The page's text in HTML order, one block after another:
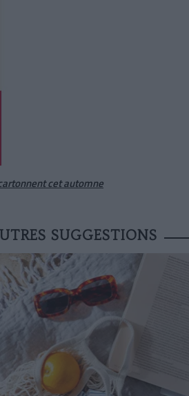
cet automne
SUGGESTIONS